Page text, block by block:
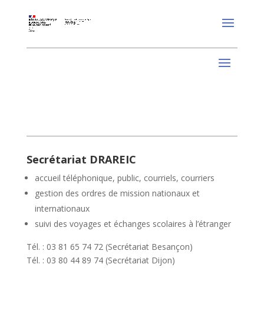
Secrétariat DRAREIC
accueil téléphonique, public, courriels, courriers
gestion des ordres de mission nationaux et
internationaux
suivi des voyages et échanges scolaires à l’étranger
Tél. : 03 81 65 74 72 (Secrétariat Besançon)
Tél. : 03 80 44 89 74 (Secrétariat Dijon)